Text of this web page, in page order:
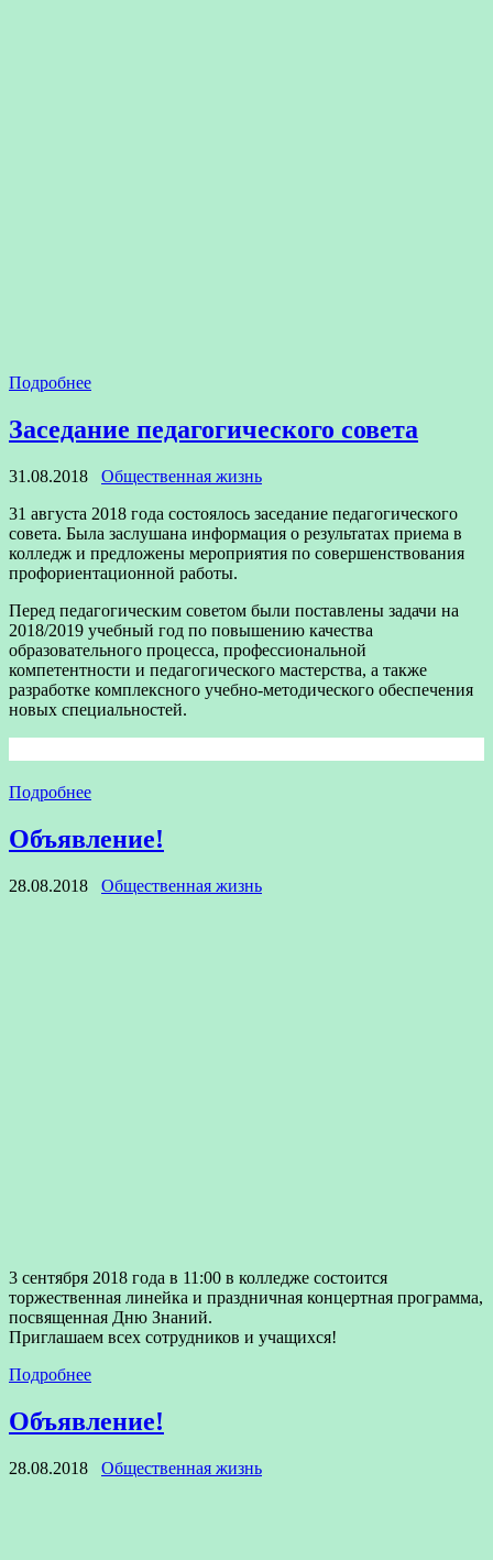
Подробнее
Заседание педагогического совета
31.08.2018
Общественная жизнь
31 августа 2018 года состоялось заседание педагогического
совета. Была заслушана информация о результатах приема в
колледж и предложены мероприятия по совершенствования
профориентационной работы.
Перед педагогическим советом были поставлены задачи на
2018/2019 учебный год по повышению качества
образовательного процесса, профессиональной
компетентности и педагогического мастерства, а также
разработке комплексного учебно-методического обеспечения
новых специальностей.
Подробнее
Объявление!
28.08.2018 Общественная жизнь
3 сентября 2018 года в 11:00 в колледже состоится
торжественная линейка и праздничная концертная программа,
посвященная Дню Знаний.
Приглашаем всех сотрудников и учащихся!
Подробнее
Объявление!
28.08.2018 Общественная жизнь